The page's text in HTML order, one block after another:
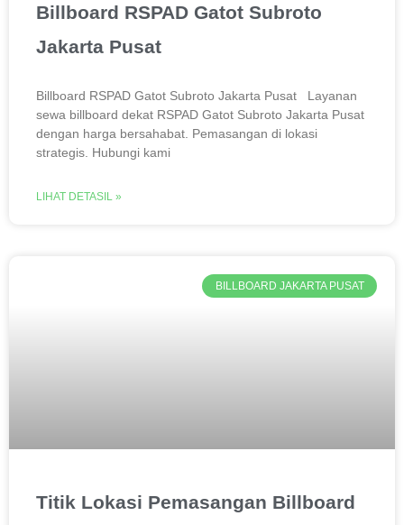
Billboard RSPAD Gatot Subroto
Jakarta Pusat
Billboard RSPAD Gatot Subroto Jakarta Pusat Layanan
sewa billboard dekat RSPAD Gatot Subroto Jakarta Pusat
dengan harga bersahabat. Pemasangan di lokasi
strategis. Hubungi kami
LIHAT DETASIL »
BILLBOARD JAKARTA PUSAT
Titik Lokasi Pemasangan Billboard